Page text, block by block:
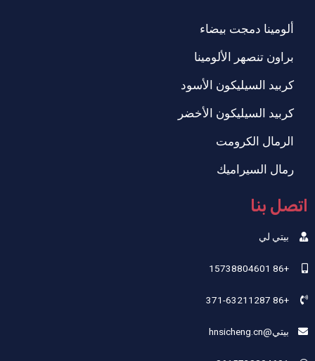
ألومينا دمجت بيضاء
براون تنصهر الألومينا
كربيد السيليكون الأسود
كربيد السيليكون الأخضر
الرمال الكرومت
رمال السيراميك
اتصل بنا
بيتي لي
+86 15738804601
+86 371-63211287
بيتي@hnsicheng.cn